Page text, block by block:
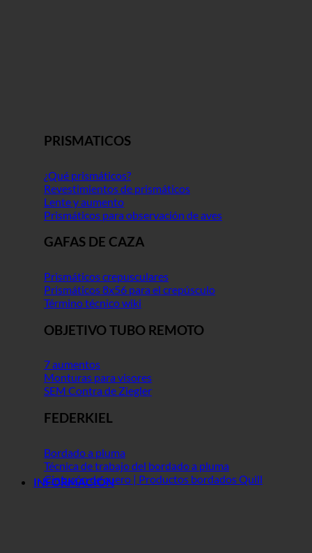
PRISMATICOS
¿Qué prismáticos?
Revestimientos de prismáticos
Lente y aumento
Prismáticos para observación de aves
GAFAS DE CAZA
Prismáticos crepusculares
Prismáticos 8x56 para el crepúsculo
Término técnico wiki
OBJETIVO TUBO REMOTO
7 aumentos
Monturas para visores
SEM Contra de Ziegler
FEDERKIEL
Bordado a pluma
Técnica de trabajo del bordado a pluma
Cinturón de cuero | Productos bordados Quill
INFORMACIÓN